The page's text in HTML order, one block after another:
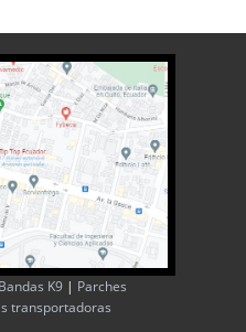
Bandas K9 | Parches
transportadoras